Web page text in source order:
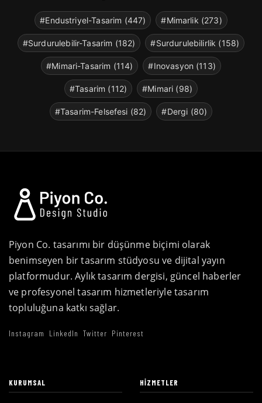
#Endustriyel-Tasarim (447) #Mimarlik (273)
#Surdurulebilir-Tasarim (182) #Surdurulebilirlik (158)
#Mimari-Tasarim (114) #Inovasyon (113)
#Tasarim (112) #Mimari (98)
#Tasarim-Felsefesi (82) #Dergi (80)
Piyon Co. tasarımı bir düşünme biçimi olarak
benimseyen bir tasarım stüdyosu ve dijital yayın
platformudur. Aylık tasarım dergisi, güncel haberler
ve profesyonel tasarım hizmetleriyle tasarım
topluluğuna katkı sağlar.
Instagram LinkedIn Twitter Pinterest
KURUMSAL HIZMETLER